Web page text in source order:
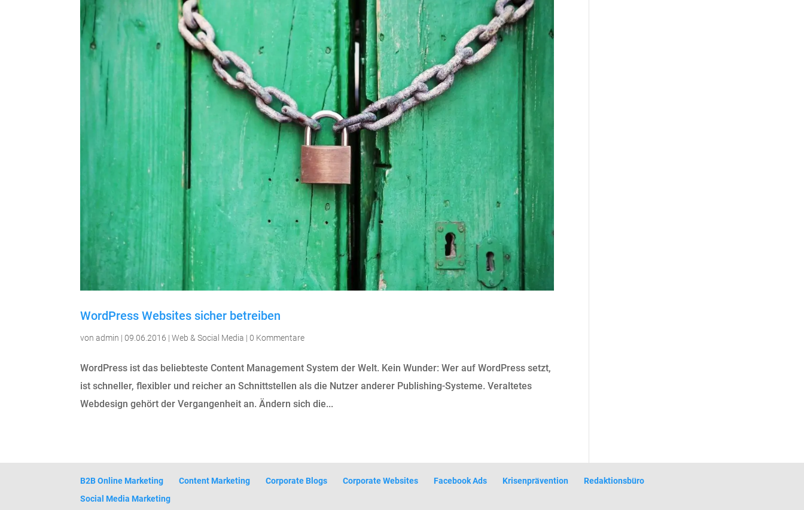
WordPress Websites sicher betreiben
vonadmin |09.06.2016 |Web & Social Media |0 Kommentare
WordPress ist das beliebteste Content Management System der Welt. Kein Wunder: Wer auf WordPress setzt,
ist schneller, flexibler und reicher an Schnittstellen als die Nutzer anderer Publishing-Systeme. Veraltetes
Webdesign gehört der Vergangenheit an. Ändern sich die...
B2B Online Marketing Content Marketing Corporate Blogs Corporate Websites Facebook Ads Krisenprävention
Redaktionsbüro
Social Media Marketing